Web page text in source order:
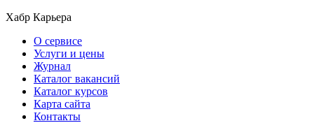
Хабр Карьера
О сервисе
Услуги и цены
Журнал
Каталог вакансий
Каталог курсов
Карта сайта
Контакты